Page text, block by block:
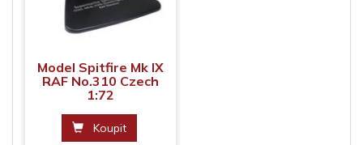
Model Spitfire Mk IX
RAF No.310 Czech
1:72
Koupit